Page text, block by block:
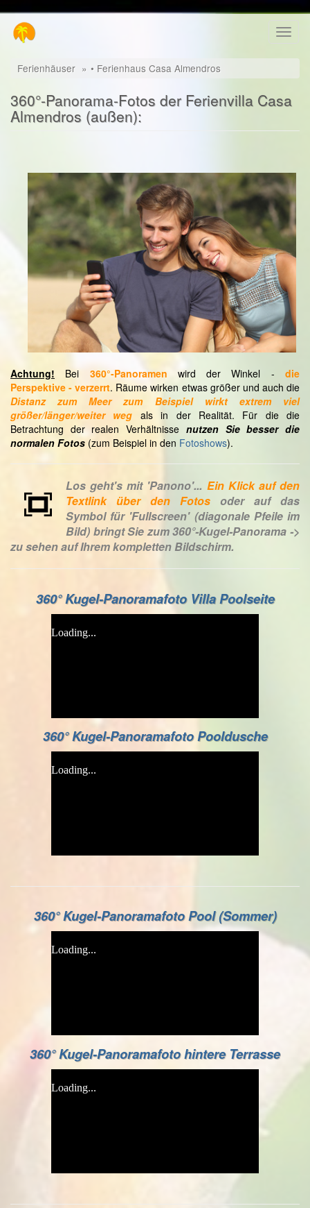
Direkt
zum
Ferienhäuser
• Ferienhaus Casa Almendros
360°-Panorama-Fotos der Ferienvilla Casa
Almendros (außen):
Achtung! Bei 360°-Panoramen wird der Winkel -die
Perspektive - verzerrt. Räume wirken etwas größer und auch die
Distanz zum Meer zum Beispiel wirkt extrem viel
größer/länger/weiter weg als in der Realität. Für die die
Betrachtung der realen Verhältnisse nutzen Sie besser die
normalen Fotos (zum Beispiel in den Fotoshows).
Los geht's mit 'Panono'... Ein Klick auf den
Textlink über den Fotos
oder auf das
Symbol für 'Fullscreen' (diagonale Pfeile im
Bild) bringt Sie zum 360°-Kugel-Panorama ->
zu sehen auf Ihrem kompletten Bildschirm.
360° Kugel-Panoramafoto Villa Poolseite
360° Kugel-Panoramafoto Pooldusche
360° Kugel-Panoramafoto Pool (Sommer)
360° Kugel-Panoramafoto hintere Terrasse